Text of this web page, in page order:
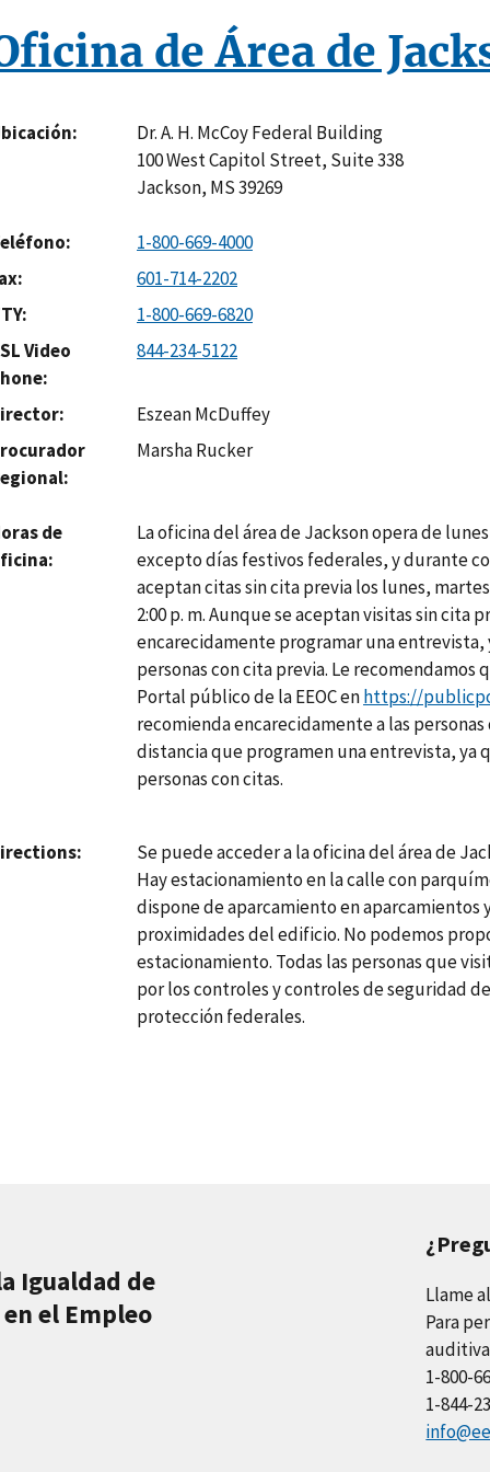
de Área de
Dr. A. H. McCoy Federal Building
100 West Capitol Street, Suite 338
Jackson, MS39269
1-800-669-4000
601-714-2202
1-800-669-6820
Video
844-234-5122
Eszean McDuffey
Marsha Rucker
de
La oficina del área de Jackson opera de lunes
excepto días festivos federales, y durante
aceptan citas sin cita previa los lunes,
2:00 p. m. Aunque se aceptan visitas sin cita
encarecidamente programar una entrevista,
personas con cita previa. Le recomendamos
Portal público de la EEOC enhttps://
recomienda encarecidamente a las personas
distancia que programen una entrevista, ya
personas con citas.
Se puede acceder a la oficina del área de
Hay estacionamiento en la calle con
dispone de aparcamiento en aparcamientos
proximidades del edificio. No podemos
estacionamiento. Todas las personas que
por los controles y controles de seguridad
protección federales.
Igualdad de
el Empleo
Llame
Para
1-800-
1-844-